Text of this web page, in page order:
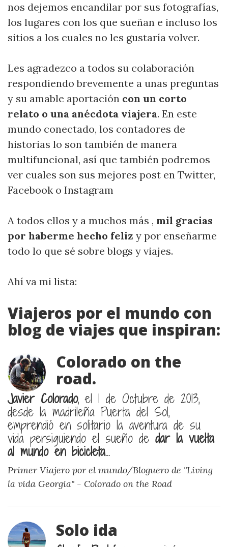
nos dejemos encandilar por sus fotografías,
los lugares con los que sueñan e incluso los
sitios a los cuales no les gustaría volver.
Les agradezco a todos su colaboración
respondiendo brevemente a unas preguntas
y su amable aportación con un corto
relato o una anécdota viajera. En este
mundo conectado, los contadores de
historias lo son también de manera
multifuncional, así que también podremos
ver cuales son sus mejores post en Twitter,
Facebook o Instagram
A todos ellos y a muchos más , mil gracias
por haberme hecho feliz y por enseñarme
todo lo que sé sobre blogs y viajes.
Ahí va mi lista:
Viajeros por el mundo con
blog de viajes que inspiran:
Colorado on the
road.
Javier Colorado, el 1 de Octubre de 2013,
desde la madrileña Puerta del Sol,
emprendió en solitario la aventura de su
vida persiguiendo el sueño de dar la vuelta
al mundo en bicicleta...
Primer Viajero por el mundo/Bloguero de "Living
la vida Georgia" - Colorado on the Road
Solo ida